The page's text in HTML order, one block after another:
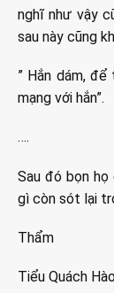
nghĩ như vậy
sau này cũng
” Hắn dám,
mạng với hắn”.
….
Sau đó bọn họ
gì còn sót lại
Thẩm
Tiểu Quách